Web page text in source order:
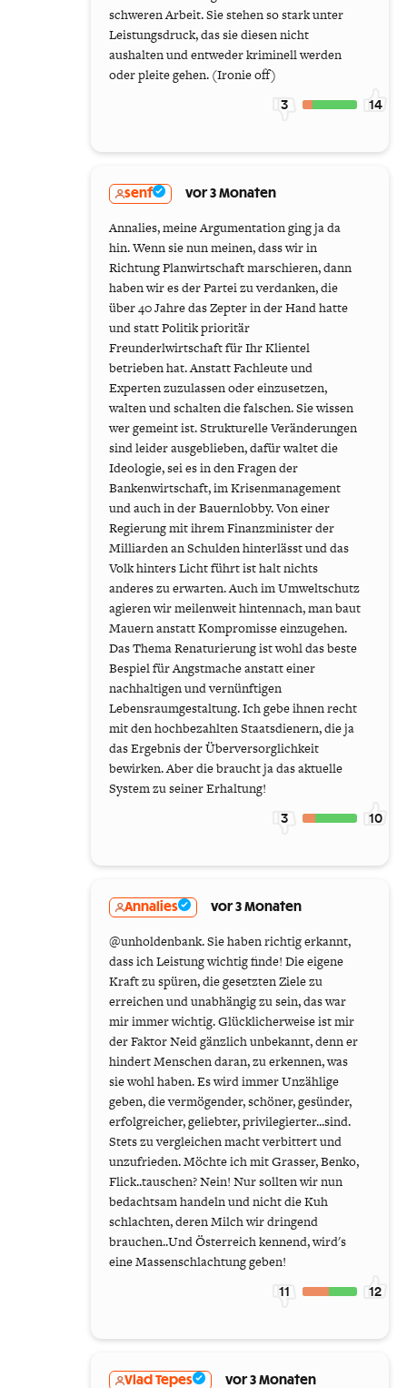
schweren Arbeit. Sie stehen so stark unter
Leistungsdruck, das sie diesen nicht
aushalten und entweder kriminell werden
oder pleite gehen. (Ironie off)
3 14
senf vor 3 Monaten
Annalies, meine Argumentation ging ja da
hin. Wenn sie nun meinen, dass wir in
Richtung Planwirtschaft marschieren, dann
haben wir es der Partei zu verdanken, die
über 40 Jahre das Zepter in der Hand hatte
und statt Politik prioritär
Freunderlwirtschaft für Ihr Klientel
betrieben hat. Anstatt Fachleute und
Experten zuzulassen oder einzusetzen,
walten und schalten die falschen. Sie wissen
wer gemeint ist. Strukturelle Veränderungen
sind leider ausgeblieben, dafür waltet die
Ideologie, sei es in den Fragen der
Bankenwirtschaft, im Krisenmanagement
und auch in der Bauernlobby. Von einer
Regierung mit ihrem Finanzminister der
Milliarden an Schulden hinterlässt und das
Volk hinters Licht führt ist halt nichts
anderes zu erwarten. Auch im Umweltschutz
agieren wir meilenweit hintennach, man baut
Mauern anstatt Kompromisse einzugehen.
Das Thema Renaturierung ist wohl das beste
Bespiel für Angstmache anstatt einer
nachhaltigen und vernünftigen
Lebensraumgestaltung. Ich gebe ihnen recht
mit den hochbezahlten Staatsdienern, die ja
das Ergebnis der Überversorglichkeit
bewirken. Aber die braucht ja das aktuelle
System zu seiner Erhaltung!
3 10
Annalies vor 3 Monaten
@unholdenbank. Sie haben richtig erkannt,
dass ich Leistung wichtig finde! Die eigene
Kraft zu spüren, die gesetzten Ziele zu
erreichen und unabhängig zu sein, das war
mir immer wichtig. Glücklicherweise ist mir
der Faktor Neid gänzlich unbekannt, denn er
hindert Menschen daran, zu erkennen, was
sie wohl haben. Es wird immer Unzählige
geben, die vermögender, schöner, gesünder,
erfolgreicher, geliebter, privilegierter...sind.
Stets zu vergleichen macht verbittert und
unzufrieden. Möchte ich mit Grasser, Benko,
Flick..tauschen? Nein! Nur sollten wir nun
bedachtsam handeln und nicht die Kuh
schlachten, deren Milch wir dringend
brauchen..Und Österreich kennend, wird's
eine Massenschlachtung geben!
11 12
Vlad Tepes vor 3 Monaten